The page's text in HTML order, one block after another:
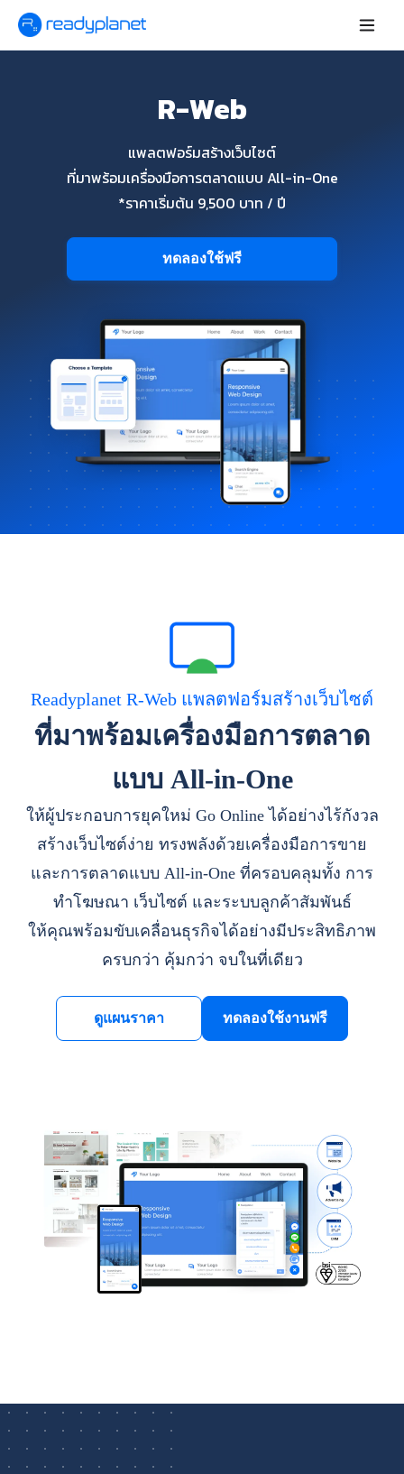
R-Web
แพลตฟอร์มสร้างเว็บไซต์
ที่มาพร้อมเครื่องมือการตลาดแบบ All-in-One
*ราคาเริ่มต้น 9,500 บาท / ปี
ทดลองใช้ฟรี
Readyplanet R-Web แพลตฟอร์มสร้างเว็บไซต์
ที่มาพร้อมเครื่องมือการตลาด
แบบ All-in-One
ให้ผู้ประกอบการยุคใหม่ Go Online ได้อย่างไร้กังวล
สร้างเว็บไซต์ง่าย ทรงพลังด้วยเครื่องมือการขาย
และการตลาดแบบ All-in-One ที่ครอบคลุมทั้ง การ
ทำโฆษณา เว็บไซต์ และระบบลูกค้าสัมพันธ์
ให้คุณพร้อมขับเคลื่อนธุรกิจได้อย่างมีประสิทธิภาพ
ครบกว่า คุ้มกว่า จบในที่เดียว
ดูแผนราคา ทดลองใช้งานฟรี